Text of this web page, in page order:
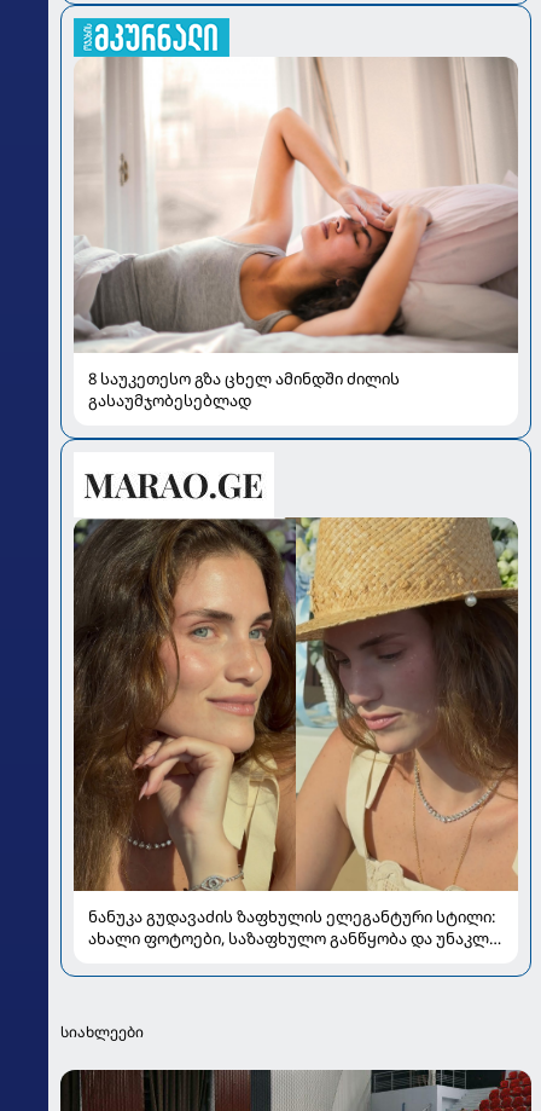
8 საუკეთესო გზა ცხელ ამინდში ძილის
გასაუმჯობესებლად
ნანუკა გუდავაძის ზაფხულის ელეგანტური სტილი:
ახალი ფოტოები, საზაფხულო განწყობა და უნაკლო
სიახლეები